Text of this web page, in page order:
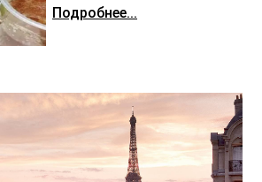
Подробнее...